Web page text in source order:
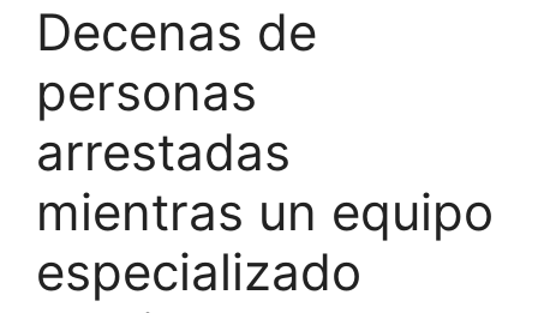
Decenas de
personas
arrestadas
mientras un equipo
especializado